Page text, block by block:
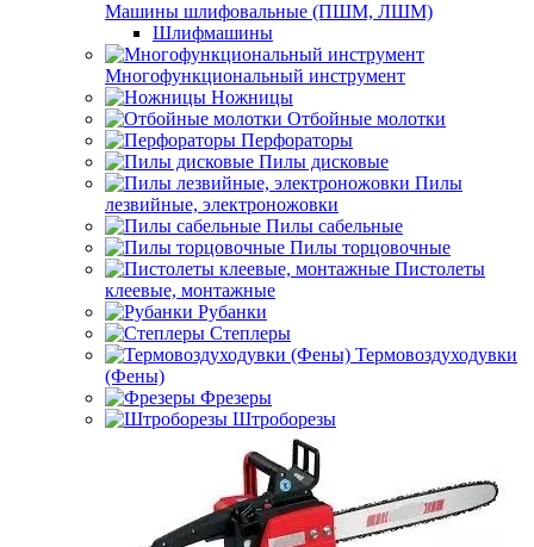
Машины шлифовальные (ПШМ, ЛШМ)
Шлифмашины
Многофункциональный инструмент
Ножницы
Отбойные молотки
Перфораторы
Пилы дисковые
Пилы
лезвийные, электроножовки
Пилы сабельные
Пилы торцовочные
Пистолеты
клеевые, монтажные
Рубанки
Степлеры
Термовоздуходувки
(Фены)
Фрезеры
Штроборезы